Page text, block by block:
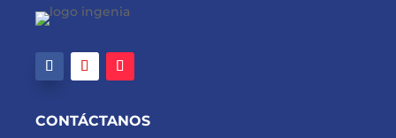
CONTÁCTANOS